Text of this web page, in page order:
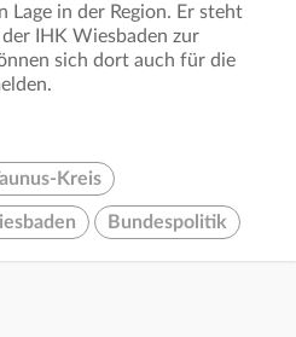
in der Region. Er steht
IHK Wiesbaden zur
sich dort auch für die
Kreis
Bundespolitik